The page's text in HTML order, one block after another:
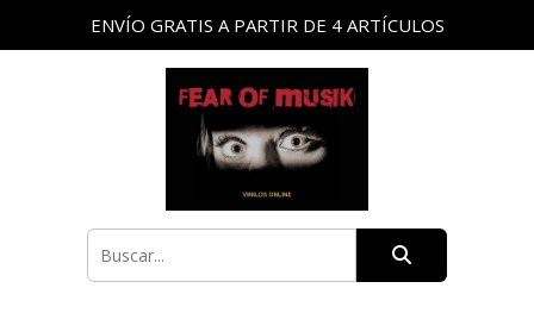
ENVÍO GRATIS A PARTIR DE 4 ARTÍCULOS